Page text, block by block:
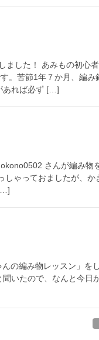
ました！ あみもの初心
。苦節1年７か月、編み
あれば必ず […]
さんが編み物
しゃっておましたが、か
の編み物レッスン」を
いたので、なんと今日